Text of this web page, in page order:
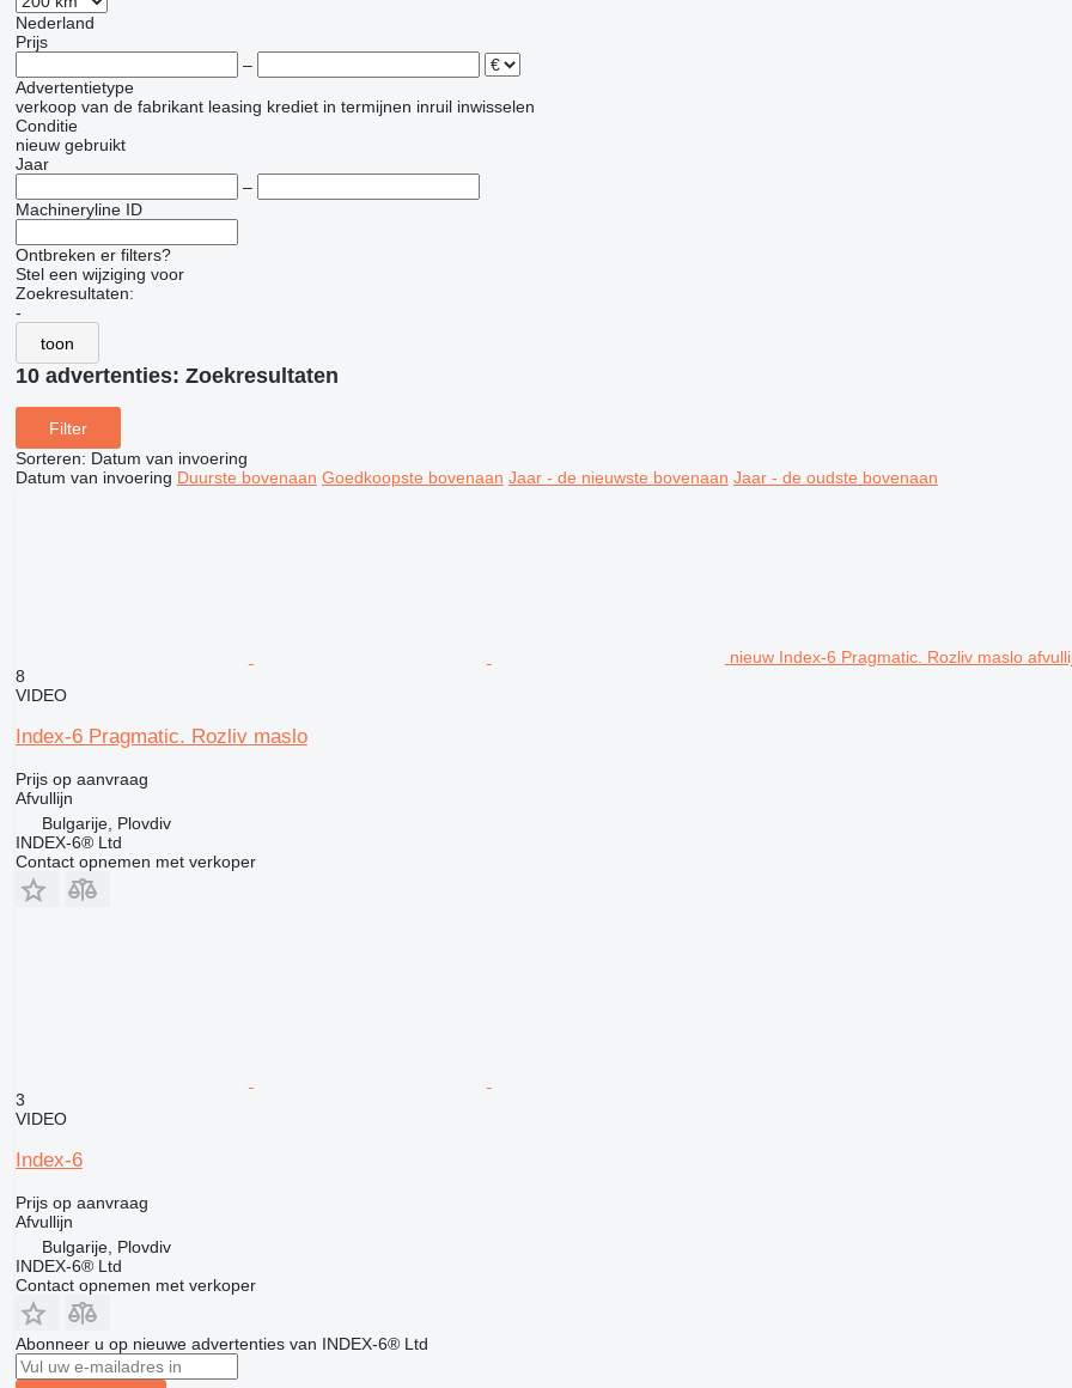
Nederland
Prijs
–
Advertentietype
verkoop van de fabrikant leasing krediet in termijnen inruil inwisselen
Conditie
nieuw gebruikt
Jaar
–
Machineryline ID
Ontbreken er filters?
Stel een wijziging voor
Zoekresultaten:
-
toon
10 advertenties: Zoekresultaten
Filter
Sorteren: Datum van invoering
Datum van invoering Duurste bovenaan Goedkoopste bovenaan Jaar - de nieuwste bovenaan Jaar - de oudste bovenaan
nieuw Index-6 Pragmatic. Rozliv maslo
8
VIDEO
Index-6 Pragmatic. Rozliv maslo
Prijs op aanvraag
Afvullijn
Bulgarije, Plovdiv
INDEX-6® Ltd
Contact opnemen met verkoper
3
VIDEO
Index-6
Prijs op aanvraag
Afvullijn
Bulgarije, Plovdiv
INDEX-6® Ltd
Contact opnemen met verkoper
Abonneer u op nieuwe advertenties van INDEX-6® Ltd